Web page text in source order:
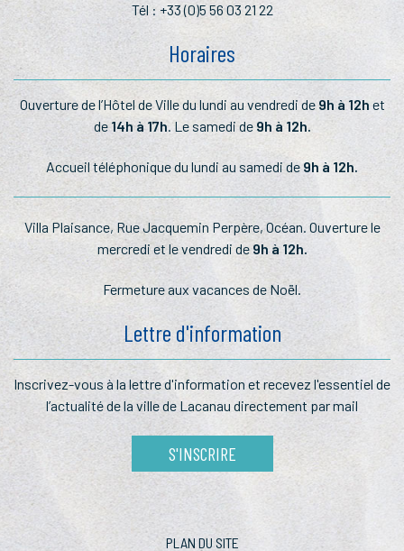
Tél : +33 (0)5 56 03 21 22
Horaires
Ouverture de l’Hôtel de Ville du lundi au vendredi de 9h à 12h et
de 14h à 17h. Le samedi de 9h à 12h.
Accueil téléphonique du lundi au samedi de9h à 12h.
Villa Plaisance, Rue Jacquemin Perpère, Océan. Ouverture le
mercredi et le vendredi de 9h à 12h.
Fermeture aux vacances de Noël.
Lettre d'information
Inscrivez-vous à la lettred'information et recevez l'essentiel de
l’actualité de la ville de Lacanau directement par mail
S'INSCRIRE
PLAN DU SITE